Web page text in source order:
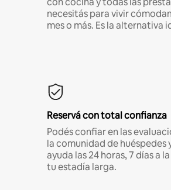
necesitás para vivir
mes o más. Es la alternativa
Reservá con total confianza
Podés confiar en las
la comunidad de huéspedes
ayuda las 24 horas, 7 días a
tu estadía larga.